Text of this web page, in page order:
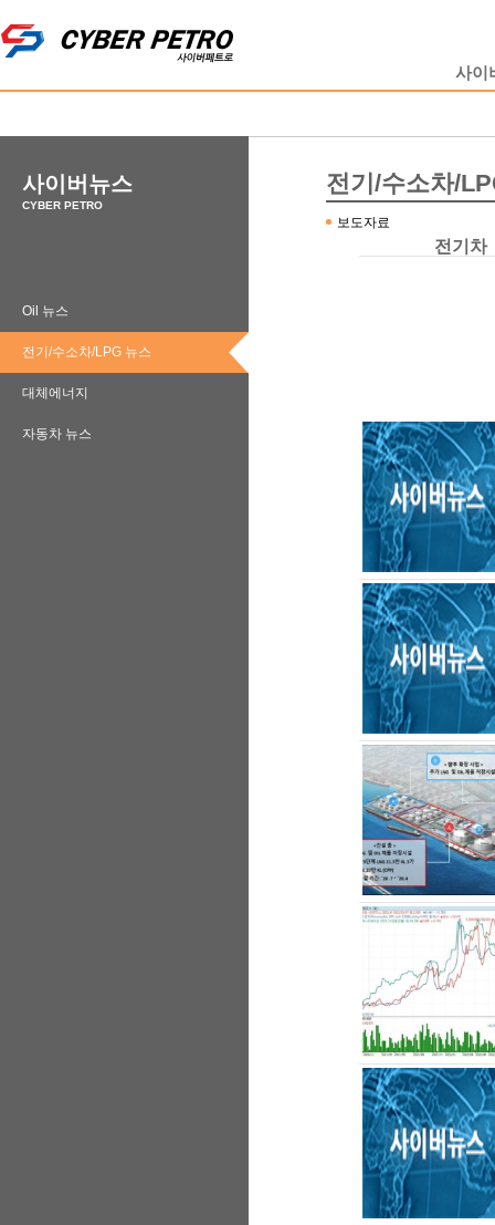
사이
사이버뉴스
CYBER PETRO
Oil 뉴스
전기/수소차/LPG 뉴스
대체에너지
자동차 뉴스
전기/수소차/
보도자료
전기차